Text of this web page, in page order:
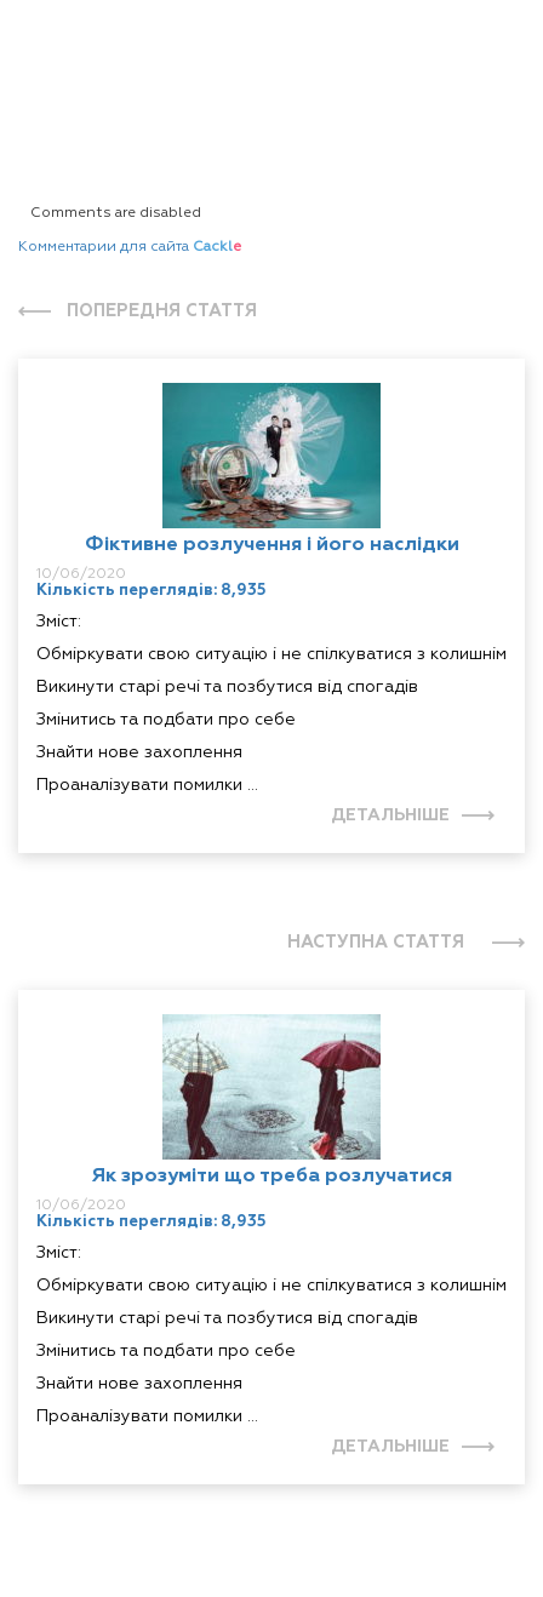
Comments are disabled
Комментарии для сайта Cackle
ПОПЕРЕДНЯ СТАТТЯ
Фіктивне розлучення і його наслідки
10/06/2020
Кількість переглядів: 8,935
Зміст:
Обміркувати свою ситуацію і не спілкуватися з колишнім
Викинути старі речі та позбутися від спогадів
Змінитись та подбати про себе
Знайти нове захоплення
Проаналізувати помилки ...
ДЕТАЛЬНІШЕ
НАСТУПНА СТАТТЯ
Як зрозуміти що треба розлучатися
10/06/2020
Кількість переглядів: 8,935
Зміст:
Обміркувати свою ситуацію і не спілкуватися з колишнім
Викинути старі речі та позбутися від спогадів
Змінитись та подбати про себе
Знайти нове захоплення
Проаналізувати помилки ...
ДЕТАЛЬНІШЕ